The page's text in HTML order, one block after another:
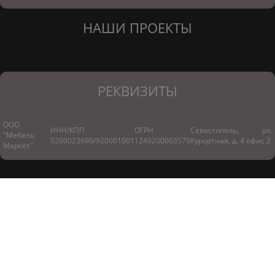
НАШИ ПРОЕКТЫ
РЕКВИЗИТЫ
ООО
"Мебель
Маркет"
ИНН/КПП
9200023690/920001001
ОГРН
1249200003579
Севастополь, ул.
Курортная, д. 4 офис 2